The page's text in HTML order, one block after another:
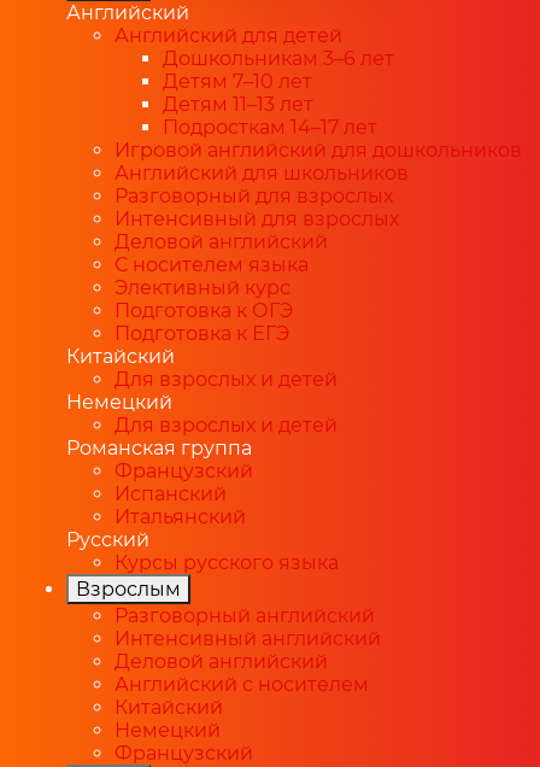
Английский
Английский для детей
Дошкольникам 3–6 лет
Детям 7–10 лет
Детям 11–13 лет
Подросткам 14–17 лет
Игровой английский для дошкольников
Английский для школьников
Разговорный для взрослых
Интенсивный для взрослых
Деловой английский
С носителем языка
Элективный курс
Подготовка к ОГЭ
Подготовка к ЕГЭ
Китайский
Для взрослых и детей
Немецкий
Для взрослых и детей
Романская группа
Французский
Испанский
Итальянский
Русский
Курсы русского языка
Взрослым
Разговорный английский
Интенсивный английский
Деловой английский
Английский с носителем
Китайский
Немецкий
Французский